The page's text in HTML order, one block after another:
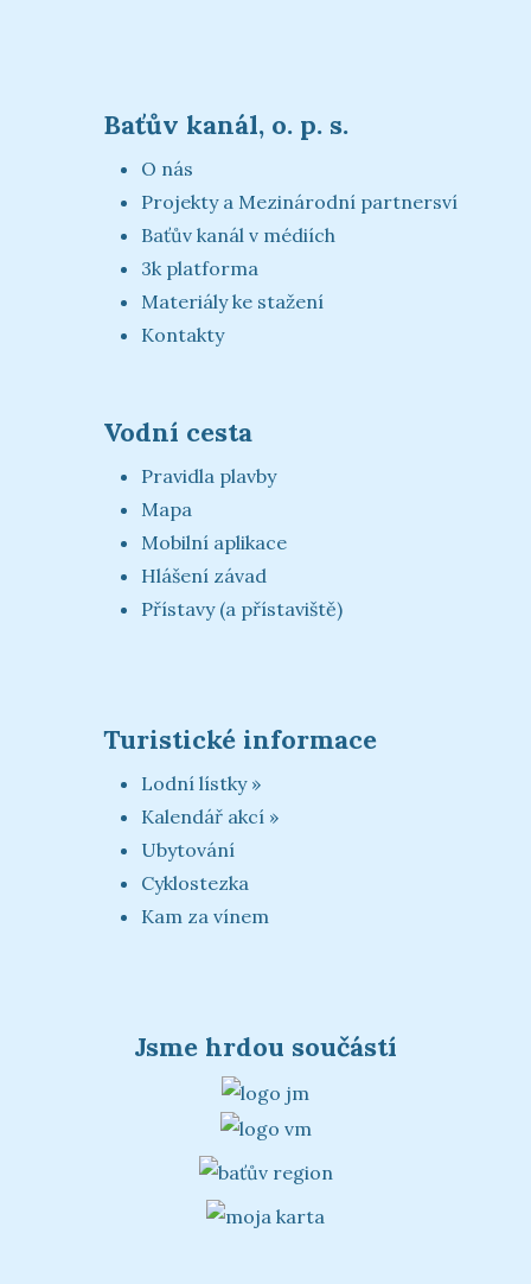
Baťův kanál, o. p. s.
O nás
Projekty a Mezinárodní partnersví
Baťův kanál v médiích
3k platforma
Materiály ke stažení
Kontakty
Vodní cesta
Pravidla plavby
Mapa
Mobilní aplikace
Hlášení závad
Přístavy (a přístaviště)
Turistické informace
Lodní lístky »
Kalendář akcí »
Ubytování
Cyklostezka
Kam za vínem
Jsme hrdou součástí